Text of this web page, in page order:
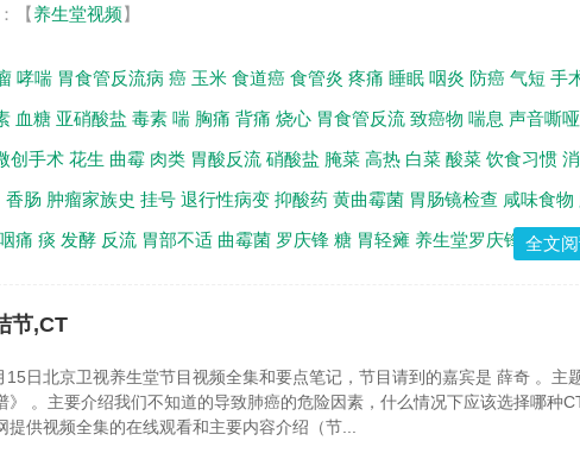
【养生堂视频】
哮喘 胃食管反流病 癌 玉米 食道癌 食管炎 疼痛 睡眠 咽炎 防癌 气短 手
血糖 亚硝酸盐 毒素 喘 胸痛 背痛 烧心 胃食管反流 致癌物 喘息 声音嘶哑
创手术 花生 曲霉 肉类 胃酸反流 硝酸盐 腌菜 高热 白菜 酸菜 饮食习惯
香肠 肿瘤家族史 挂号 退行性病变 抑酸药 黄曲霉菌 胃肠镜检查 咸味食物
痛 痰 发酵 反流 胃部不适 曲霉菌 罗庆锋 糖 胃轻瘫 养生堂罗庆锋 全文
节,CT
日北京卫视养生堂节目视频全集和要点笔记，节目请到的嘉宾是 薛奇 。主
》 。主要介绍我们不知道的导致肺癌的危险因素，什么情况下应该选择哪种
提供视频全集的在线观看和主要内容介绍（节...